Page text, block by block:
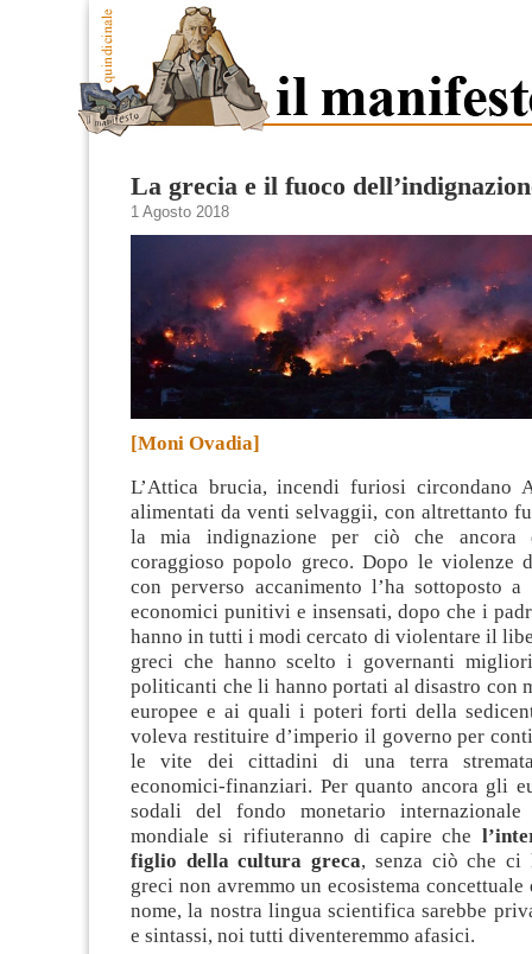
La grecia e il fuoco
1 Agosto 2018
[Moni Ovadia]
L’Attica brucia, incendi furiosi circondano
alimentati da venti selvaggii, con altrettanto
la mia indignazione per ciò che ancora
coraggioso popolo greco. Dopo le violenze
con perverso accanimento l’ha sottoposto
economici punitivi e insensati, dopo che i
hanno in tutti i modi cercato di violentare il
greci che hanno scelto i governanti
politicanti che li hanno portati al disastro con
europee e ai quali i poteri forti della
voleva restituire d’imperio il governo per
le vite dei cittadini di una terra
economici-finanziari. Per quanto ancora gli
sodali del fondo monetario
mondiale si rifiuteranno di capire che
figlio della cultura greca, senza ciò che ci
greci non avremmo un ecosistema concettuale
nome, la nostra lingua scientifica sarebbe
e sintassi, noi tutti diventeremmo afasici.